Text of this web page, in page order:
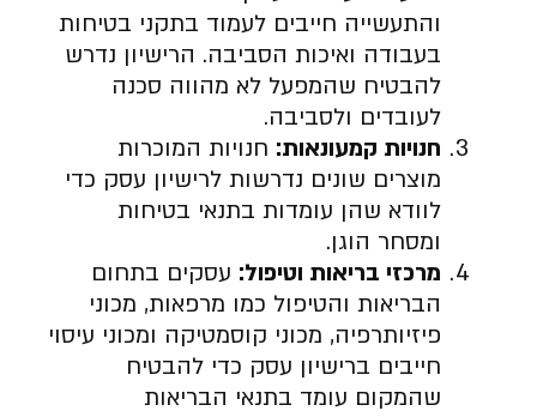
והתעשייה חייבים לעמוד בתקני בטיחות
בעבודה ואיכות הסביבה. הרישיון נדרש
להבטיח שהמפעל לא מהווה סכנה
לעובדים ולסביבה.
חנויות קמעונאות: חנויות המוכרות
מוצרים שונים נדרשות לרישיון עסק כדי
לוודא שהן עומדות בתנאי בטיחות
ומסחר הוגן.
מרכזי בריאות וטיפול: עסקים בתחום
הבריאות והטיפול כמו מרפאות, מכוני
פיזיותרפיה, מכוני קוסמטיקה ומכוני עיסוי
חייבים ברישיון עסק כדי להבטיח
שהמקום עומד בתנאי הבריאות